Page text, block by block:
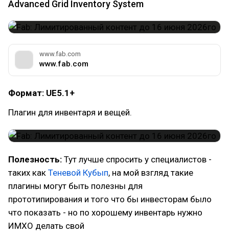
Advanced Grid Inventory System
www.fab.com
www.fab.com
Формат: UE5.1+
Плагин для инвентаря и вещей.
Полезность: Тут лучше спросить у специалистов -
таких как Теневой Кубып, на мой взгляд такие
плагины могут быть полезны для
прототипирования и того что бы инвесторам было
что показать - но по хорошему инвентарь нужно
ИМХО делать свой